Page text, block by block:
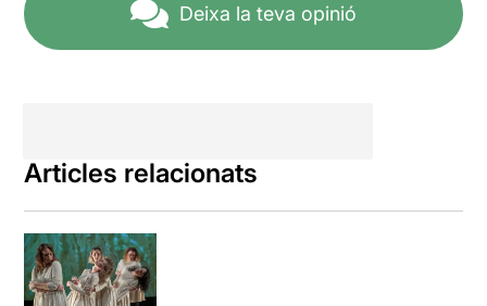
Deixa la teva opinió
Articles relacionats